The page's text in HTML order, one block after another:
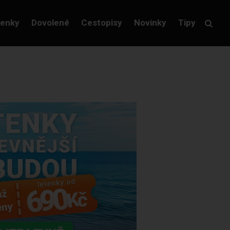
Dovolené Cestopisy Novinky Tipy